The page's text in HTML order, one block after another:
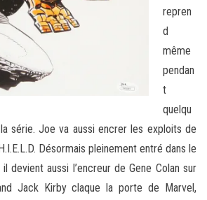
repren
d
même
pendan
t
quelqu
série. Joe va aussi encrer les exploits de
Désormais pleinement entré dans le
devient aussi l’encreur de Gene Colan sur
Jack Kirby claque la porte de Marvel,